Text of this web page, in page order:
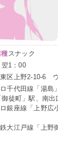
スナック
1：00
区上野2-10-6
千代田線「湯島
徒町」駅、南出
銀座線「上野広
大江戸線「上野